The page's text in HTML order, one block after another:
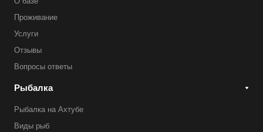
Проживание
Услуги
Отзывы
Вопросы ответы
Рыбалка
Рыбалка на Ахтубе
Виды рыб